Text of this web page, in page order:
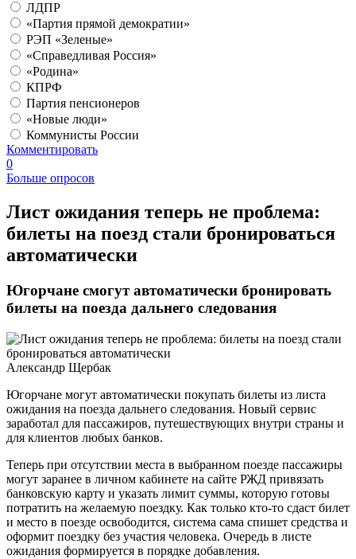
ЛДПР
«Партия прямой демократии»
РЭП «Зеленые»
«Справедливая Россия»
«Родина»
КПРФ
Партия пенсионеров
«Новые люди»
Коммунисты России
Комментировать
0
Больше опросов
​Лист ожидания теперь не проблема:
билеты на поезд стали бронироваться
автоматически
Югорчане смогут автоматически бронировать
билеты на поезда дальнего следования
Александр Щербак
Югорчане могут автоматически покупать билеты из листа
ожидания на поезда дальнего следования. Новый сервис
заработал для пассажиров, путешествующих внутри страны и
для клиентов любых банков.
Теперь при отсутствии места в выбранном поезде пассажиры
могут заранее в личном кабинете на сайте РЖД привязать
банковскую карту и указать лимит суммы, которую готовы
потратить на желаемую поездку. Как только кто-то сдаст билет
и место в поезде освободится, система сама спишет средства и
оформит поездку без участия человека. Очередь в листе
ожидания формируется в порядке добавления.